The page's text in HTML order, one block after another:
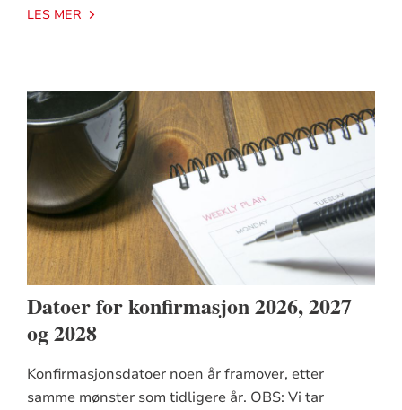
LES MER
Datoer for konfirmasjon 2026, 2027
og 2028
Konfirmasjonsdatoer noen år framover, etter
samme mønster som tidligere år. OBS: Vi tar